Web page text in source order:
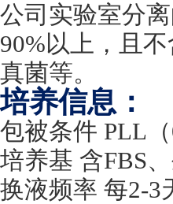
公司实验室分
90%以上，且
真菌等。
培养信息：
包被条件 PLL （
培养基 含FBS
换液频率 每2-3